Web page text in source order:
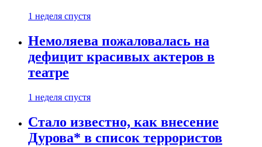
1 неделя спустя
Немоляева пожаловалась на
дефицит красивых актеров в
театре
1 неделя спустя
Стало известно, как внесение
Дурова* в список террористов